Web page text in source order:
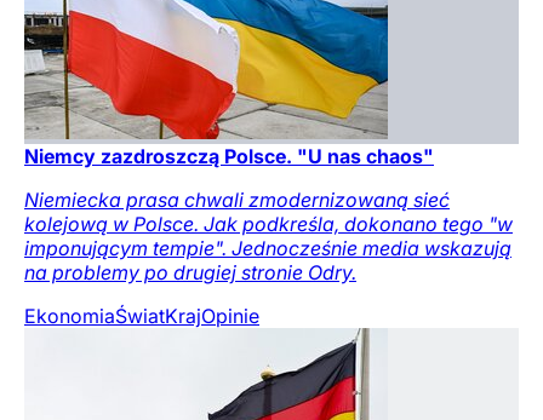
Niemcy zazdroszczą Polsce. "U nas chaos"
Niemiecka prasa chwali zmodernizowaną sieć
kolejową w Polsce. Jak podkreśla, dokonano tego "w
imponującym tempie". Jednocześnie media wskazują
na problemy po drugiej stronie Odry.
EkonomiaŚwiatKrajOpinie